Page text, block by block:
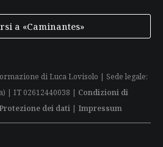
a «Caminantes»
di Luca Lovisolo | Sede legale:
| IT 02612440038 | Condizioni di
dei dati | Impressum